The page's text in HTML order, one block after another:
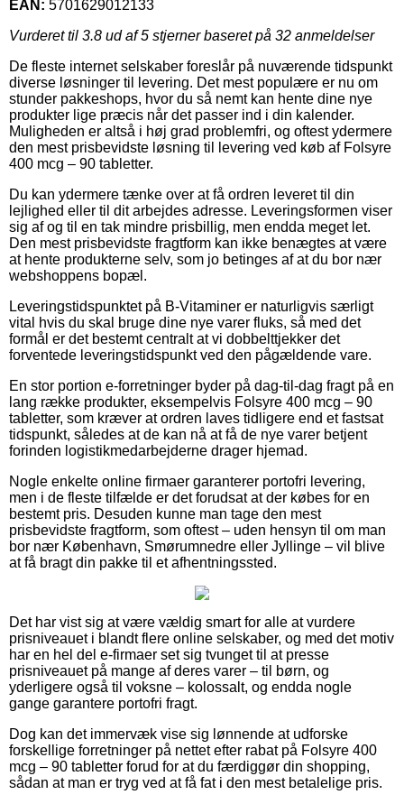
EAN: 5701629012133
Vurderet til 3.8 ud af 5 stjerner baseret på 32 anmeldelser
De fleste internet selskaber foreslår på nuværende tidspunkt
diverse løsninger til levering. Det mest populære er nu om
stunder pakkeshops, hvor du så nemt kan hente dine nye
produkter lige præcis når det passer ind i din kalender.
Muligheden er altså i høj grad problemfri, og oftest ydermere
den mest prisbevidste løsning til levering ved køb af Folsyre
400 mcg – 90 tabletter.
Du kan ydermere tænke over at få ordren leveret til din
lejlighed eller til dit arbejdes adresse. Leveringsformen viser
sig af og til en tak mindre prisbillig, men endda meget let.
Den mest prisbevidste fragtform kan ikke benægtes at være
at hente produkterne selv, som jo betinges af at du bor nær
webshoppens bopæl.
Leveringstidspunktet på B-Vitaminer er naturligvis særligt
vital hvis du skal bruge dine nye varer fluks, så med det
formål er det bestemt centralt at vi dobbelttjekker det
forventede leveringstidspunkt ved den pågældende vare.
En stor portion e-forretninger byder på dag-til-dag fragt på en
lang række produkter, eksempelvis Folsyre 400 mcg – 90
tabletter, som kræver at ordren laves tidligere end et fastsat
tidspunkt, således at de kan nå at få de nye varer betjent
forinden logistikmedarbejderne drager hjemad.
Nogle enkelte online firmaer garanterer portofri levering,
men i de fleste tilfælde er det forudsat at der købes for en
bestemt pris. Desuden kunne man tage den mest
prisbevidste fragtform, som oftest – uden hensyn til om man
bor nær København, Smørumnedre eller Jyllinge – vil blive
at få bragt din pakke til et afhentningssted.
Det har vist sig at være vældig smart for alle at vurdere
prisniveauet i blandt flere online selskaber, og med det motiv
har en hel del e-firmaer set sig tvunget til at presse
prisniveauet på mange af deres varer – til børn, og
yderligere også til voksne – kolossalt, og endda nogle
gange garantere portofri fragt.
Dog kan det immervæk vise sig lønnende at udforske
forskellige forretninger på nettet efter rabat på Folsyre 400
mcg – 90 tabletter forud for at du færdiggør din shopping,
sådan at man er tryg ved at få fat i den mest betalelige pris.